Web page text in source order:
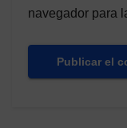
navegador para